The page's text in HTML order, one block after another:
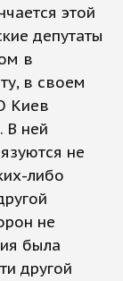
этой
депутаты
в
в своем
Киев
В ней
не
либо
не
была
другой